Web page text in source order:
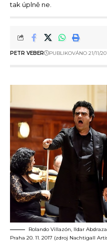
tak úplně ne.
PETR VEBER PUBLIKOVÁNO 21/11/
Rolando Villazón, Ildar
Praha 20. 11. 2017 (zdroj Nachtigall